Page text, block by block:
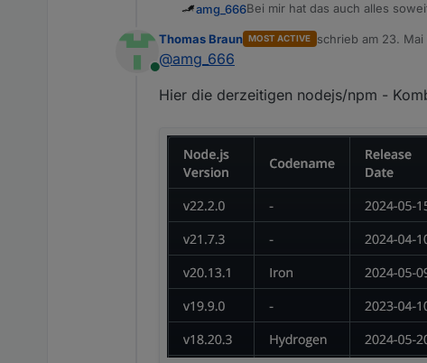
amg_666Bei mir hat das auch alles
Frage: Ich habe mit "iob node-
Online
Thomas Braun MOST ACTIVE schrieb am 23. Mai
zuletzt editiert von
@amg_666
Hier die derzeitigen nodejs/npm -